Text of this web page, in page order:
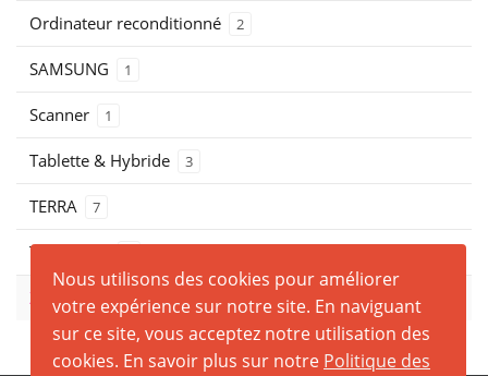
Ordinateur reconditionné 2
SAMSUNG 1
Scanner 1
Tablette & Hybride 3
TERRA 7
THOSHIBA
ZEBRA
Nous utilisons des cookies pour améliorer
votre expérience sur notre site. En naviguant
sur ce site, vous acceptez notre utilisation des
cookies. En savoir plus sur notre Politique des